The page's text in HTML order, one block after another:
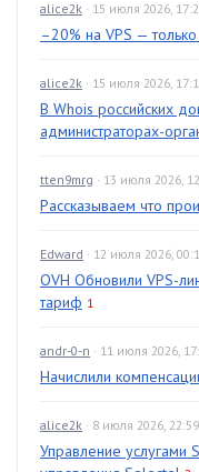
alice2k · 15 июля 2026,
–20% на VPS —
alice2k · 15 июля 2026,
В Whois российских
администраторах-
tten9mrg · 13 июля 2026,
Рассказываем что
Edward · 12 июля 2026,
OVH Обновили VPS-
тариф 1
andr-0-n · 11 июля 2026,
Начислили
alice2k · 8 июля 2026, 22:59
Управление услугами